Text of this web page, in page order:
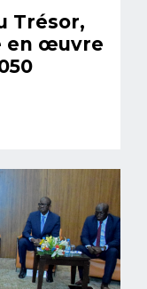
Trésor,
en œuvre